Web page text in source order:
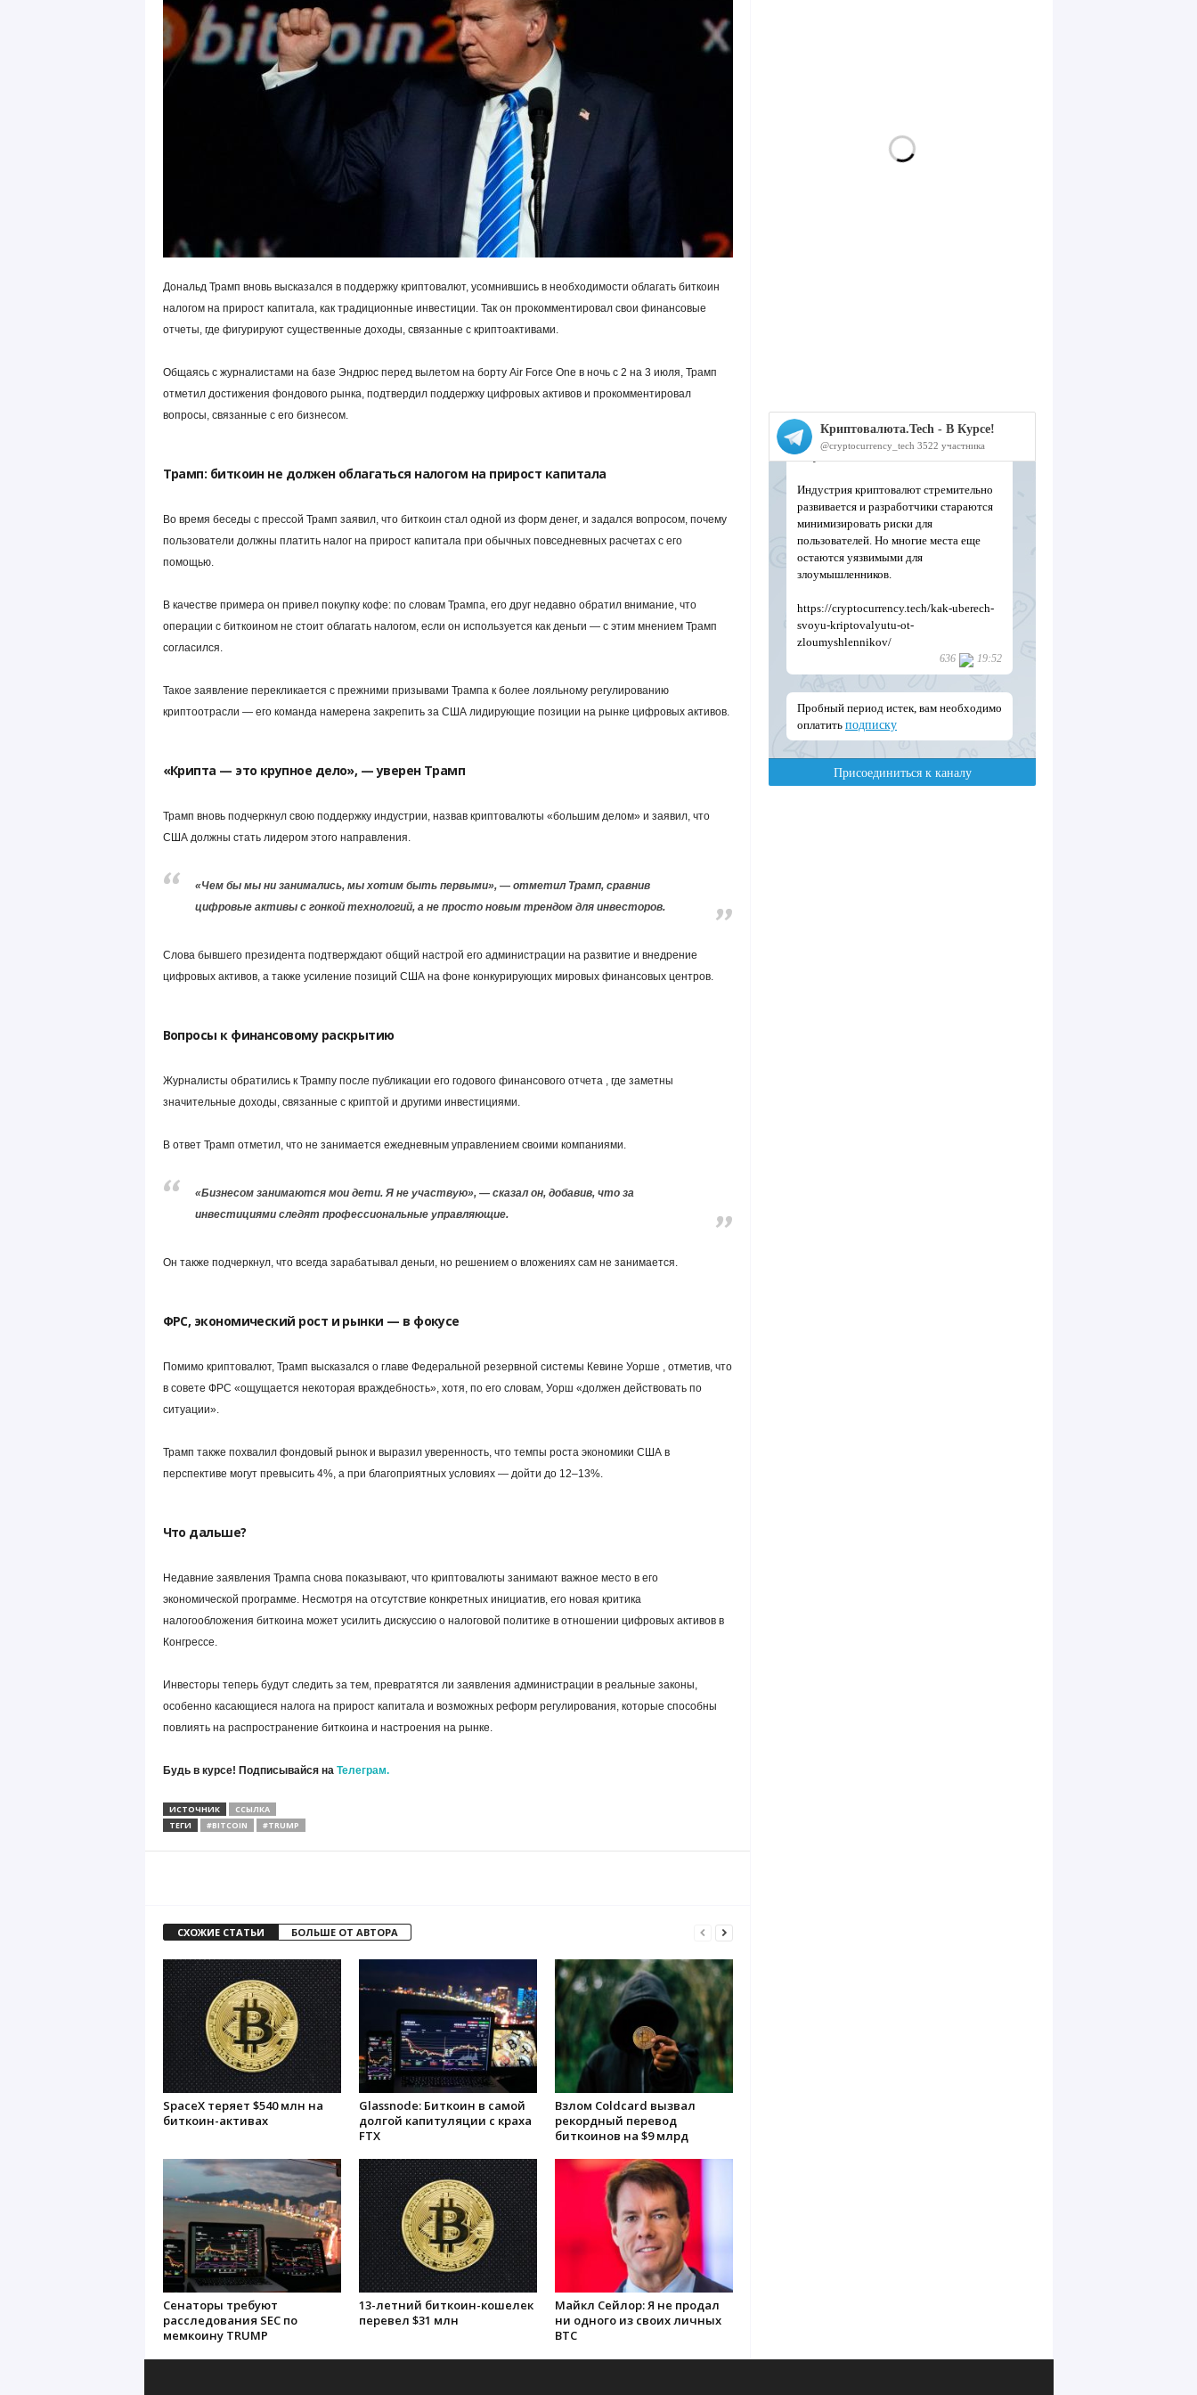
Дональд Трамп вновь высказался в поддержку криптовалют, усомнившись в необходимости облагать биткоин
налогом на прирост капитала, как традиционные инвестиции. Так он прокомментировал свои финансовые
отчеты, где фигурируют существенные доходы, связанные с криптоактивами.
Общаясь с журналистами на базе Эндрюс перед вылетом на борту Air Force One в ночь с 2 на 3 июля, Трамп
отметил достижения фондового рынка, подтвердил поддержку цифровых активов и прокомментировал
вопросы, связанные с его бизнесом.
Трамп: биткоин не должен облагаться налогом на прирост капитала
Во время беседы с прессой Трамп заявил, что биткоин стал одной из форм денег, и задался вопросом, почему
пользователи должны платить налог на прирост капитала при обычных повседневных расчетах с его
помощью.
В качестве примера он привел покупку кофе: по словам Трампа, его друг недавно обратил внимание, что
операции с биткоином не стоит облагать налогом, если он используется как деньги — с этим мнением Трамп
согласился.
Такое заявление перекликается с прежними призывами Трампа к более лояльному регулированию
криптоотрасли — его команда намерена закрепить за США лидирующие позиции на рынке цифровых активов.
«Крипта — это крупное дело», — уверен Трамп
Трамп вновь подчеркнул свою поддержку индустрии, назвав криптовалюты «большим делом» и заявил, что
США должны стать лидером этого направления.
«Чем бы мы ни занимались, мы хотим быть первыми», — отметил Трамп, сравнив
цифровые активы с гонкой технологий, а не просто новым трендом для инвесторов.
Слова бывшего президента подтверждают общий настрой его администрации на развитие и внедрение
цифровых активов, а также усиление позиций США на фоне конкурирующих мировых финансовых центров.
Вопросы к финансовому раскрытию
Журналисты обратились к Трампу после публикации его годового финансового отчета , где заметны
значительные доходы, связанные с криптой и другими инвестициями.
В ответ Трамп отметил, что не занимается ежедневным управлением своими компаниями.
«Бизнесом занимаются мои дети. Я не участвую», — сказал он, добавив, что за
инвестициями следят профессиональные управляющие.
Он также подчеркнул, что всегда зарабатывал деньги, но решением о вложениях сам не занимается.
ФРС, экономический рост и рынки — в фокусе
Помимо криптовалют, Трамп высказался о главе Федеральной резервной системы Кевине Уорше , отметив, что
в совете ФРС «ощущается некоторая враждебность», хотя, по его словам, Уорш «должен действовать по
ситуации».
Трамп также похвалил фондовый рынок и выразил уверенность, что темпы роста экономики США в
перспективе могут превысить 4%, а при благоприятных условиях — дойти до 12–13%.
Что дальше?
Недавние заявления Трампа снова показывают, что криптовалюты занимают важное место в его
экономической программе. Несмотря на отсутствие конкретных инициатив, его новая критика
налогообложения биткоина может усилить дискуссию о налоговой политике в отношении цифровых активов в
Конгрессе.
Инвесторы теперь будут следить за тем, превратятся ли заявления администрации в реальные законы,
особенно касающиеся налога на прирост капитала и возможных реформ регулирования, которые способны
повлиять на распространение биткоина и настроения на рынке.
Будь в курсе! Подписывайся на Телеграм.
ИСТОЧНИК
ССЫЛКА
ТЕГИ
#BITCOIN #TRUMP
СХОЖИЕ СТАТЬИ БОЛЬШЕ ОТ АВТОРА
SpaceX теряет $540 млн на
биткоин-активах
Glassnode: Биткоин в самой
долгой капитуляции с краха
FTX
Взлом Coldcard вызвал
рекордный перевод
биткоинов на $9 млрд
Сенаторы требуют
расследования SEC по
мемкоину TRUMP
13-летний биткоин-кошелек
перевел $31 млн
Майкл Сейлор: Я не продал
ни одного из своих личных
BTC